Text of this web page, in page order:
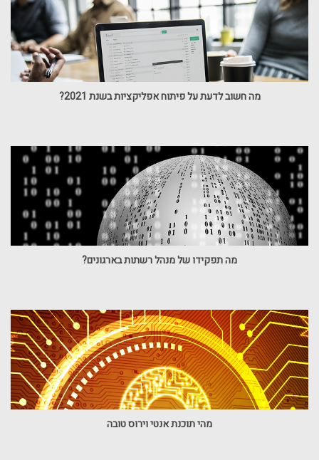
מה חשוב לדעת על פיתוח אפליקציות בשנת 2021?
מה תפקידו של מנהל רשתות בארגונים?
מהי תוכנת אנטי וירוס טובה